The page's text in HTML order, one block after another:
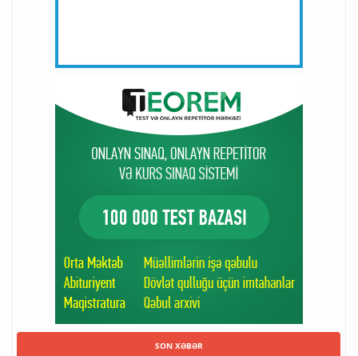
SON XƏBƏR